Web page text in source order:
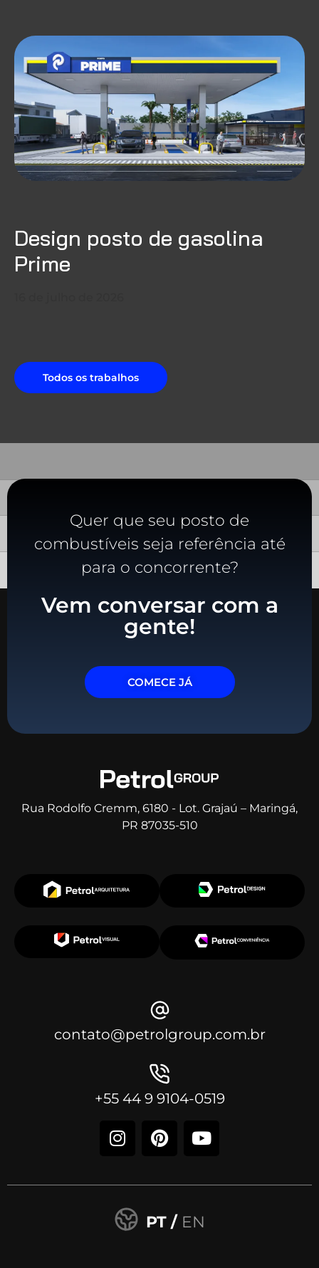
Design posto de gasolina
Prime
Todos os trabalhos
Quer que seu posto de
combustíveis seja referência até
para o concorrente?
Vem conversar com a
gente!
COMECE JÁ
Rua Rodolfo Cremm, 6180 - Lot. Grajaú – Maringá,
PR 87035-510
contato@petrolgroup.com.br
+55 44 9 9104-0519
PT / EN